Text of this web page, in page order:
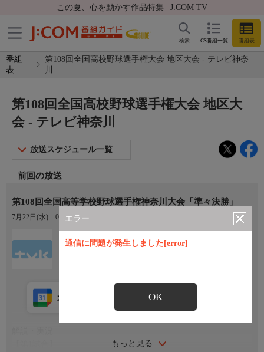
この夏、心を動かす作品特集 | J:COM TV
CS番組一覧 番組表
検索
番組
表
第108回全国高校野球選手権大会 地区大会 - テレビ神奈
川
エラー
通信に問題が発生しました[error]
OK
第108回全国高校野球選手権大会 地区大
会 - テレビ神奈川
放送スケジュール一覧
前回の放送
第108回全国高等学校野球選手権神奈川大会「準々決勝」
7月22日(水) 09:00〜15:30
テレビ神奈川
もっと見る
カレンダー登録 アプリ視聴